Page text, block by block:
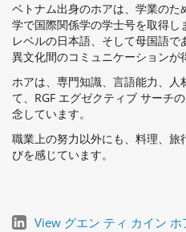
ベトナム出身のホアは、学業の
学で国際関係学の学士号を取得し
レベルの日本語、そして母国語で
異文化間のコミュニケーションが
ホアは、専門知識、言語能力、人
て、RGF エグゼクティブ サーチ
念しています。
職業上の努力以外にも、料理、
びを感じています。
View グエン ティ カイン